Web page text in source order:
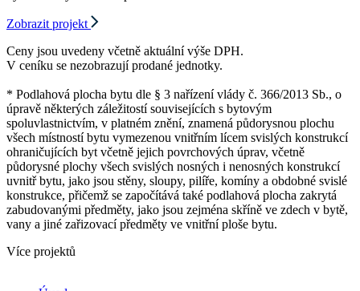
Zobrazit projekt
Ceny jsou uvedeny včetně aktuální výše DPH.
V ceníku se nezobrazují prodané jednotky.
* Podlahová plocha bytu dle § 3 nařízení vlády č. 366/2013 Sb., o
úpravě některých záležitostí souvisejících s bytovým
spoluvlastnictvím, v platném znění, znamená půdorysnou plochu
všech místností bytu vymezenou vnitřním lícem svislých konstrukcí
ohraničujících byt včetně jejich povrchových úprav, včetně
půdorysné plochy všech svislých nosných i nenosných konstrukcí
uvnitř bytu, jako jsou stěny, sloupy, pilíře, komíny a obdobné svislé
konstrukce, přičemž se započítává také podlahová plocha zakrytá
zabudovanými předměty, jako jsou zejména skříně ve zdech v bytě,
vany a jiné zařizovací předměty ve vnitřní ploše bytu.
Více projektů